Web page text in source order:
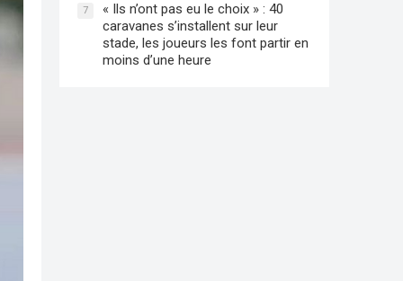
7
« Ils n’ont pas eu le choix » : 40
caravanes s’installent sur leur
stade, les joueurs les font partir en
moins d’une heure